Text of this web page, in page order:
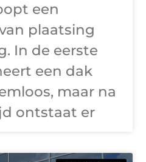
een
plaatsing
In de eerste
een dak
maar na
ontstaat er